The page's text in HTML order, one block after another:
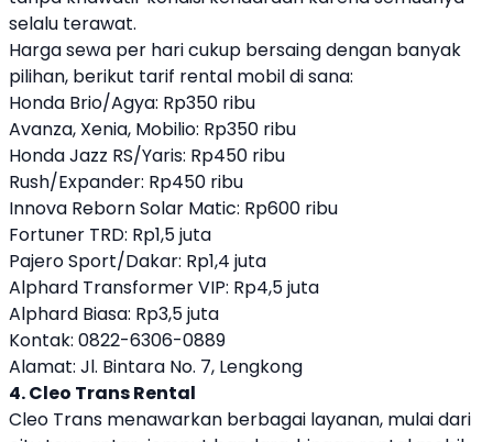
selalu terawat.
Harga sewa per hari cukup bersaing dengan banyak
pilihan, berikut tarif rental mobil di sana:
Honda Brio/Agya: Rp350 ribu
Avanza, Xenia, Mobilio: Rp350 ribu
Honda Jazz RS/Yaris: Rp450 ribu
Rush/Expander: Rp450 ribu
Innova Reborn Solar Matic: Rp600 ribu
Fortuner TRD: Rp1,5 juta
Pajero Sport/Dakar: Rp1,4 juta
Alphard Transformer VIP: Rp4,5 juta
Alphard Biasa: Rp3,5 juta
Kontak: 0822-6306-0889
Alamat: Jl. Bintara No. 7, Lengkong
4. Cleo Trans Rental
Cleo Trans menawarkan berbagai layanan, mulai dari